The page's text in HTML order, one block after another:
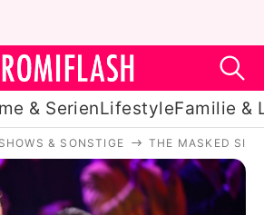
& SerienLifestyleFamilie &
Royals
Stars
SHOWS & SONSTIGE THE MASKED